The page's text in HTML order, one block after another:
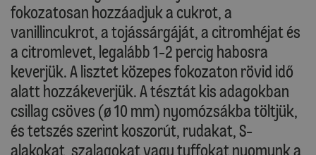
fokozatosan hozzáadjuk a cukrot, a
vanillincukrot, a tojássárgáját, a citromhéjat és
a citromlevet, legalább 1-2 percig habosra
keverjük. A lisztet közepes fokozaton rövid idő
alatt hozzákeverjük. A tésztát kis adagokban
csillag csöves (ø 10 mm) nyomózsákba töltjük,
és tetszés szerint koszorút, rudakat, S-
alakokat, szalagokat vagy tuffokat nyomunk a